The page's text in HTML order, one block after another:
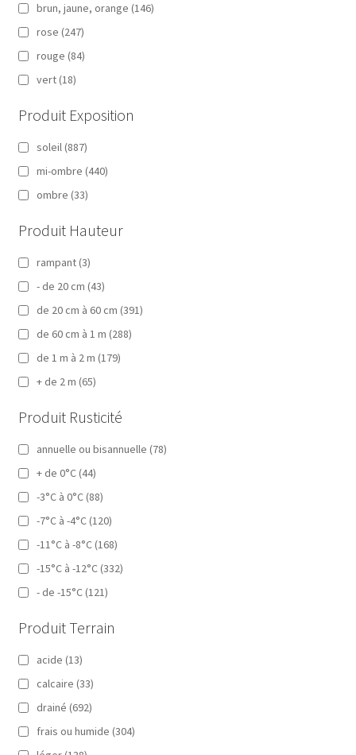
brun, jaune, orange (146)
rose (247)
rouge (84)
vert (18)
Produit Exposition
soleil (887)
mi-ombre (440)
ombre (33)
Produit Hauteur
rampant (3)
- de 20 cm (43)
de 20 cm à 60 cm (391)
de 60 cm à 1 m (288)
de 1 m à 2 m (179)
+ de 2 m (65)
Produit Rusticité
annuelle ou bisannuelle (78)
+ de 0°C (44)
-3°C à 0°C (88)
-7°C à -4°C (120)
-11°C à -8°C (168)
-15°C à -12°C (332)
- de -15°C (121)
Produit Terrain
acide (13)
calcaire (33)
drainé (692)
frais ou humide (304)